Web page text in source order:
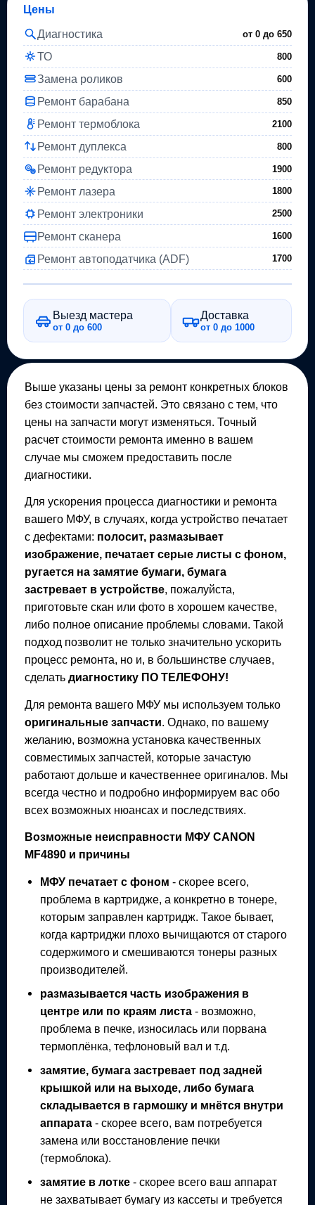
Цены
Диагностика
от 0 до650
ТО 800
Замена роликов 600
Ремонт барабана 850
Ремонт термоблока 2100
Ремонт дуплекса 800
Ремонт редуктора 1900
Ремонт лазера 1800
Ремонт электроники 2500
Ремонт сканера 1600
Ремонт автоподатчика (ADF) 1700
Выезд мастера
от 0 до 600
Доставка
от 0 до 1000
Выше указаны цены за ремонт конкретных блоков
без стоимости запчастей. Это связано с тем, что
цены на запчасти могут изменяться. Точный
расчет стоимости ремонта именно в вашем
случае мы сможем предоставить после
диагностики.
Для ускорения процесса диагностики и ремонта
вашего МФУ, в случаях, когда устройство печатает
с дефектами: полосит, размазывает
изображение, печатает серые листы с фоном,
ругается на замятие бумаги, бумага
застревает в устройстве, пожалуйста,
приготовьте скан или фото в хорошем качестве,
либо полное описание проблемы словами. Такой
подход позволит не только значительно ускорить
процесс ремонта, но и, в большинстве случаев,
сделать диагностику ПО ТЕЛЕФОНУ!
Для ремонта вашего МФУмы используем только
оригинальные запчасти. Однако, по вашему
желанию, возможна установка качественных
совместимых запчастей, которые зачастую
работают дольше и качественнее оригиналов. Мы
всегда честно и подробно информируем вас обо
всех возможных нюансах и последствиях.
Возможные неисправности МФУ CANON
MF4890и причины
МФУ печатает с фоном - скорее всего,
проблема в картридже, а конкретно в тонере,
которым заправлен картридж. Такое бывает,
когда картриджи плохо вычищаются от старого
содержимого и смешиваются тонеры разных
производителей.
размазывается часть изображения в
центре или по краям листа - возможно,
проблема в печке, износилась или порвана
термоплёнка, тефлоновый вал и т.д.
замятие, бумага застревает под задней
крышкой или на выходе, либо бумага
складывается в гармошку и мнётся внутри
аппарата - скорее всего, вам потребуется
замена или восстановление печки
(термоблока).
замятие в лотке - скорее всего ваш аппарат
не захватывает бумагу из кассеты и требуется